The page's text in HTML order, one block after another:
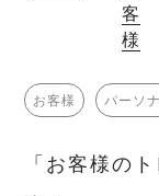
客
様
お客様 パーソ
「お客様の